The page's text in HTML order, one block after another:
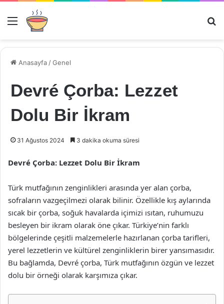
Menü
Anasayfa /Genel
Devré Çorba: Lezzet
Dolu Bir İkram
31 Ağustos 2024 3 dakika okuma süresi
Devré Çorba: Lezzet Dolu Bir İkram
Türk mutfağının zenginlikleri arasında yer alan çorba,
sofraların vazgeçilmezi olarak bilinir. Özellikle kış aylarında
sıcak bir çorba, soğuk havalarda içimizi ısıtan, ruhumuzu
besleyen bir ikram olarak öne çıkar. Türkiye’nin farklı
bölgelerinde çeşitli malzemelerle hazırlanan çorba tarifleri,
yerel lezzetlerin ve kültürel zenginliklerin birer yansımasıdır.
Bu bağlamda, Devré çorba, Türk mutfağının özgün ve lezzet
dolu bir örneği olarak karşımıza çıkar.